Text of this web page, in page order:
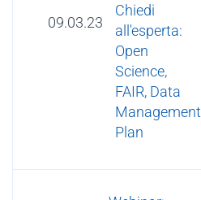
09.03.23
Chiedi
all'esperta:
Open
Science,
FAIR, Data
Management
Plan